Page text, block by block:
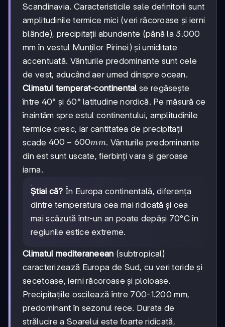
Scandinavia. Caracteristicile sale definitorii sunt
amplitudinile termice mici (veri răcoroase și ierni
blânde), precipitații abundente (până la 3.000
mm în vestul Munților Pirinei) și umiditate
accentuată. Vânturile predominante sunt cele
de vest, aducând aer umed dinspre ocean.
Climatul temperat-continental se regăsește
între 40° și 60° latitudine nordică. Pe măsură ce
înaintăm spre estul continentului, amplitudinile
termice cresc, iar cantitatea de precipitații
scade 400-
600
mm
400 − 600mm. Vânturile predominante
din est sunt uscate, fierbinți vara și geroase
iarna.
Știai că? În Europa continentală, diferența
dintre temperatura cea mai ridicată și cea
mai scăzută într-un an poate depăși 70°C în
regiunile estice extreme.
Climatul mediteraneean (subtropical)
caracterizează Europa de Sud, cu veri toride și
secetoase, ierni răcoroase și ploioase.
Precipitațiile oscilează între 700-1.200 mm,
predominant în sezonul rece. Durata de
strălucire a Soarelui este foarte ridicată,